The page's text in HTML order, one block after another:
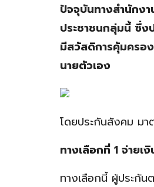
ปัจจุบันทางสำนักง
ประชาชนกลุ่มนี้ ซึ่ง
มีสวัสดิการคุ้มครอง
นายตัวเอง
โดยประกันสังคม ม
ทางเลือกที่ 1 จ่าย
ทางเลือกนี้ ผู้ประกั